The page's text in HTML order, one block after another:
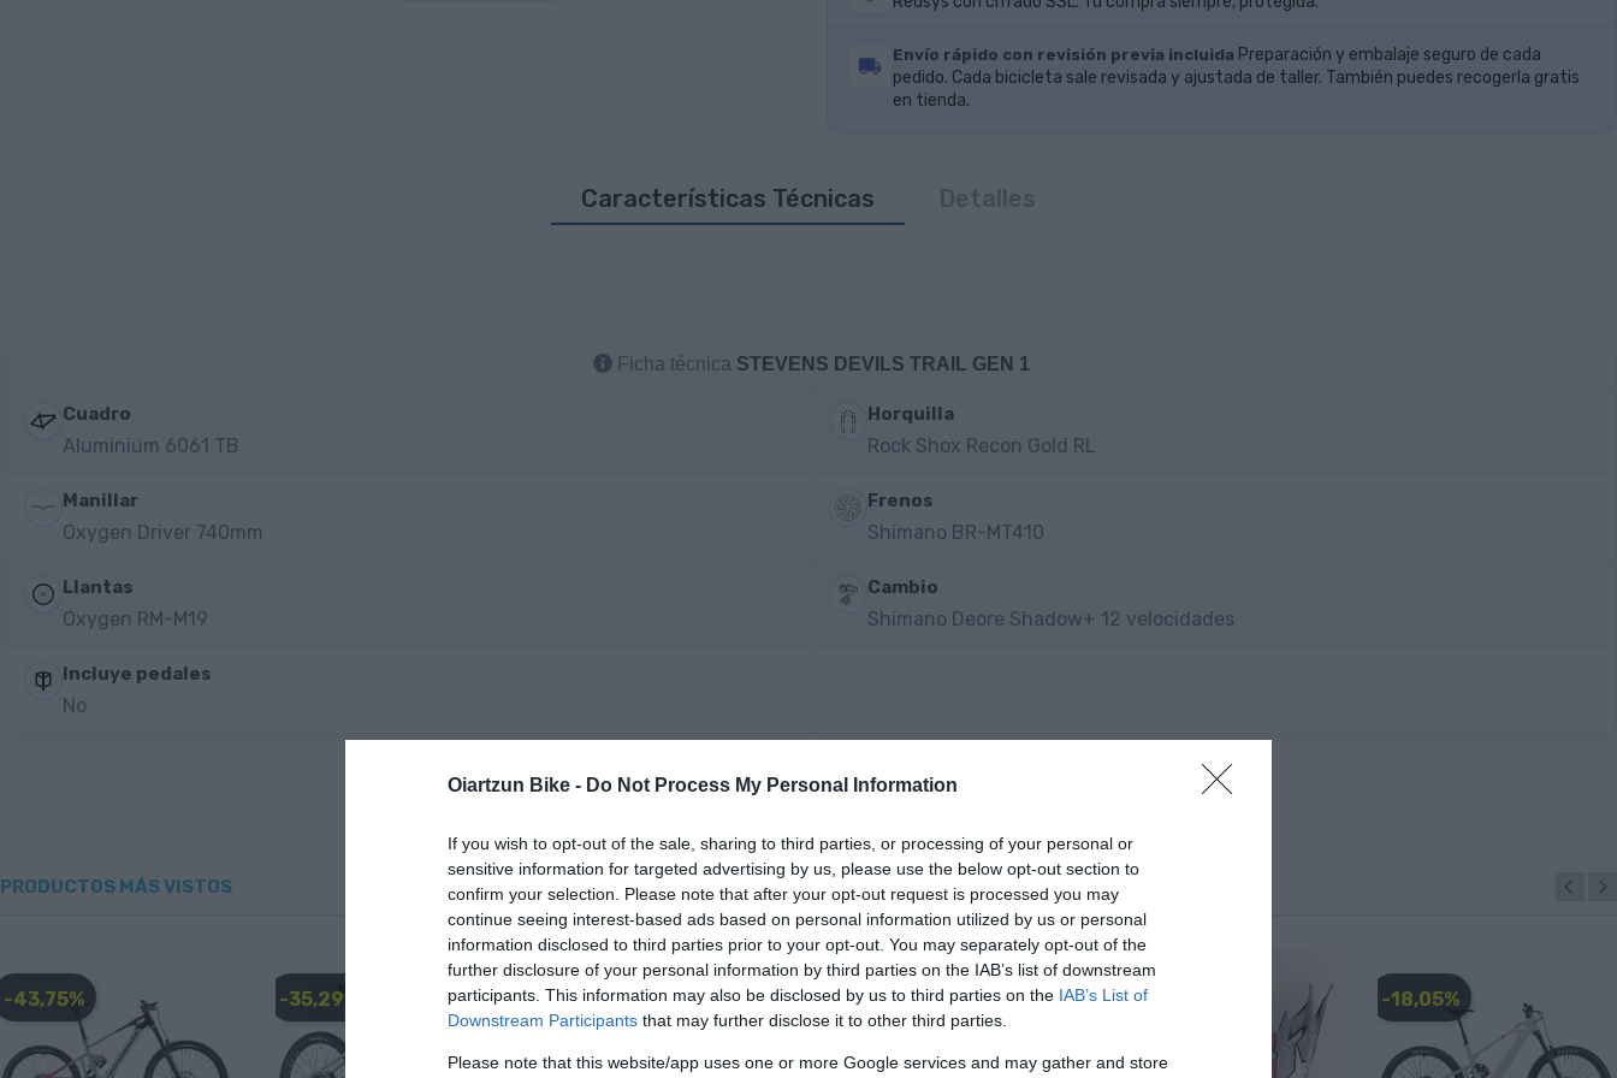
Oiartzun Bike - Do Not Process My Personal Information
If you wish to opt-out of the sale, sharing to third parties, or processing of your personal or
sensitive information for targeted advertising by us, please use the below opt-out section to
confirm your selection. Please note that after your opt-out request is processed you may
continue seeing interest-based ads based on personal information utilized by us or personal
information disclosed to third parties prior to your opt-out. You may separately opt-out of the
further disclosure of your personal information by third parties on the IAB’s list of downstream
participants. This information may also be disclosed by us to third parties on the IAB’s List of
Downstream Participants that may further disclose it to other third parties.
Please note that this website/app uses one or more Google services and may gather and store
Envío rápido con revisión previa incluida Preparación y embalaje seguro de cada
pedido. Cada bicicleta sale revisada y ajustada de taller. También puedes recogerla gratis
en tienda.
Características Técnicas
Ficha técnica STEVENS DEVILS TRAIL GEN 1
Cuadro
Aluminium 6061 TB
Horquilla
Rock Shox Recon Gold RL
Manillar
Oxygen Driver 740mm
Frenos
Shimano BR-MT410
Llantas
Oxygen RM-M19
Cambio
Shimano Deore Shadow+ 12 velocidades
Incluye pedales
No
PRODUCTOS MÁS VISTOS
-43,75% -35,29% -36% -52,5% -28,00 € -18,05%